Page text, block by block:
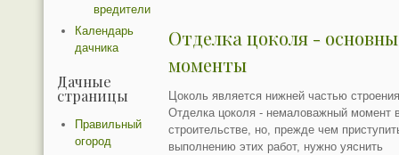
Отделка цоколя -
моменты
Цоколь является нижней частью
Отделка цоколя - немаловажный момент
строительстве, но, прежде чем
выполнению этих работ, нужно уяснить
вредители
Календарь
дачника
Дачные
страницы
Правильный
огород